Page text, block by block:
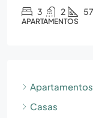
3 2
APARTAMENTOS
Apartamentos
Casas